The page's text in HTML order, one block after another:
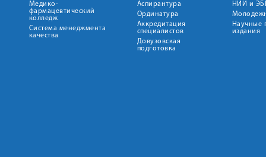
Медико-
фармацевтический
колледж
Система менеджмента
качества
Аспирантура
Ординатура
Аккредитация
специалистов
Довузовская
подготовка
НИИ и
Научные
издания